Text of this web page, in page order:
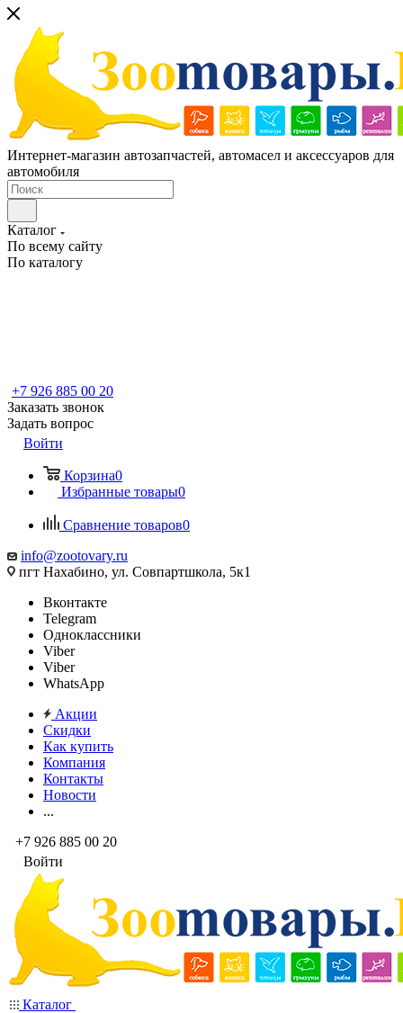
Интернет-магазин автозапчастей, автомасел и аксессуаров для
автомобиля
Каталог
По всему сайту
По каталогу
+7 926 885 00 20
Заказать звонок
Задать вопрос
Войти
Корзина0
Избранные товары0
Сравнение товаров0
info@zootovary.ru
пгт Нахабино, ул. Совпартшкола, 5к1
Вконтакте
Telegram
Одноклассники
Viber
Viber
WhatsApp
Акции
Скидки
Как купить
Компания
Контакты
Новости
...
+7 926 885 00 20
Войти
Каталог